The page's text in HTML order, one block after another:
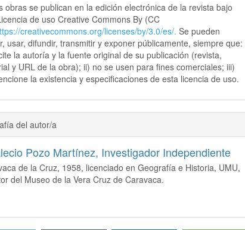
obras se publican en la edición electrónica de la revista bajo
de uso Creative Commons By (CC
creativecommons.org/licenses/by/3.0/es/.Se pueden
usar, difundir, transmitir y exponer públicamente, siempre que:
la autoría y la fuente original de su publicación (revista,
y URL de la obra); ii) no se usen para fines comerciales; iii)
la existencia y especificaciones de esta licencia de uso.
del autor/a
Pozo Martínez, Investigador Independiente
de la Cruz, 1958, licenciado en Geografía e Historia, UMU,
del Museo de la Vera Cruz de Caravaca.